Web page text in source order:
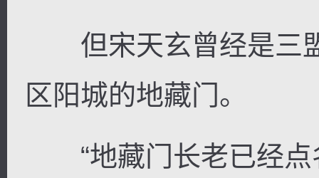
但宋天玄曾经是三
区阳城的地藏门。
“地藏门长老已经点